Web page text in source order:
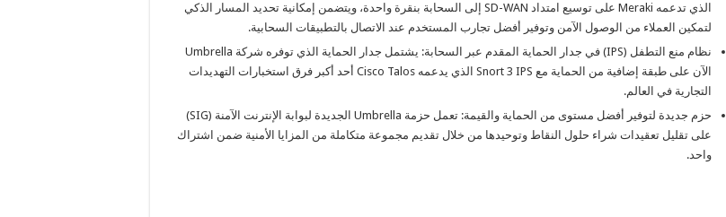
الذي تدعمه Meraki على توسيع امتداد SD-WAN إلى السحابة بنقرة واحدة، ويتضمن إمكانية تحديد المسار الذكي
لتمكين العملاء من الوصول الآمن وتوفير أفضل تجارب المستخدم عند الاتصال بالتطبيقات السحابية.
نظام منع التطفل (IPS) في جدار الحماية المقدم عبر السحابة: يشتمل جدار الحماية الذي توفره شركة Umbrella
الآن على طبقة إضافية من الحماية مع Snort 3 IPS الذي يدعمه Cisco Talos أحد أكبر فرق استخبارات التهديدات
التجارية في العالم.
حزم جديدة لتوفير أفضل مستوى من الحماية والقيمة: تعمل حزمة Umbrella الجديدة لبوابة الإنترنت الآمنة (SIG)
على تقليل تعقيدات شراء حلول النقاط وتوحيدها من خلال تقديم مجموعة متكاملة من المزايا الأمنية ضمن اشتراك
واحد.